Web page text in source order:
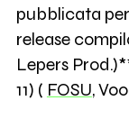
pubblicata
release
Lepers
11) ( FOSU,